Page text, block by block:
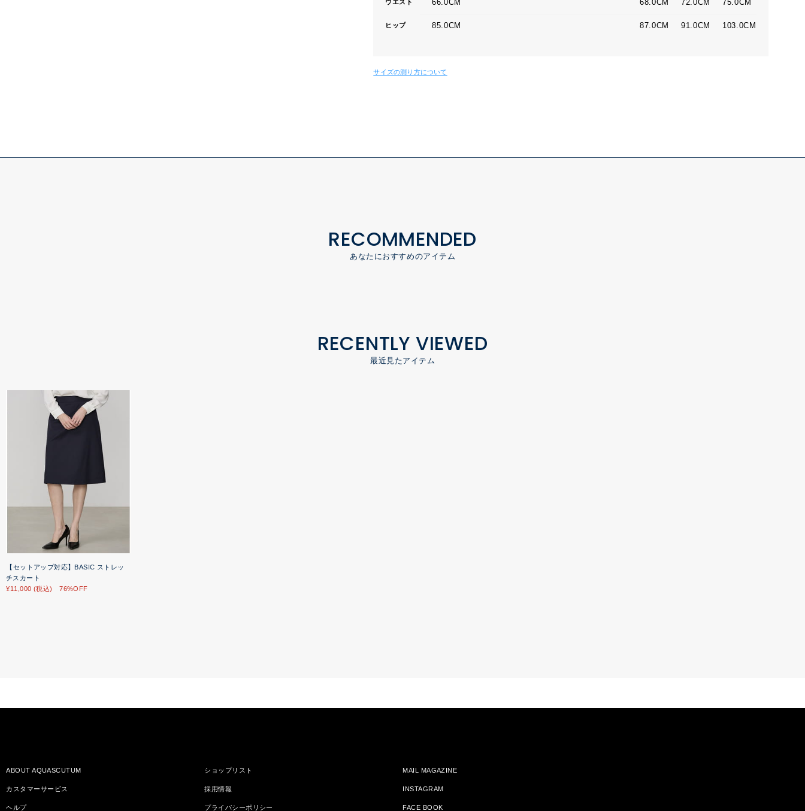
ウエスト 66.0CM 68.0CM 72.0CM 75.0CM
ヒップ 85.0CM 87.0CM 91.0CM 103.0CM
サイズの測り方について
RECOMMENDED
あなたにおすすめのアイテム
RECENTLY VIEWED
最近見たアイテム
【セットアップ対応】BASIC ストレッ
チスカート
¥11,000 (税込) 76%OFF
ABOUT AQUASCUTUM
カスタマーサービス
ヘルプ
ショップリスト
採用情報
プライバシーポリシー
MAIL MAGAZINE
INSTAGRAM
FACE BOOK